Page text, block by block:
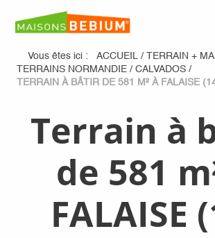
Vous êtes ici : ACCUEIL / TERRAIN +
TERRAINS NORMANDIE / CALVADOS /
TERRAIN À BÂTIR DE 581 M² À FALAISE
Terrain à
de 581
FALAISE